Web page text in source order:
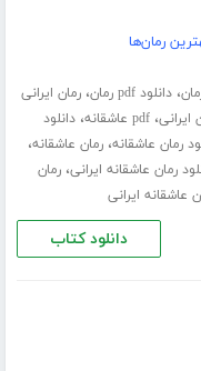
رمان‌ها
،دانلود pdf رمان ،رمان ایرانی
ایرانی،pdf عاشقانه ،دانلود
رمان عاشقانه،رمان عاشقانه،
رمان عاشقانه ایرانی،رمان
عاشقانه ایرانی
دانلود کتاب